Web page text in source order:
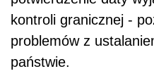
kontroli granicznej -
problemów z
państwie.